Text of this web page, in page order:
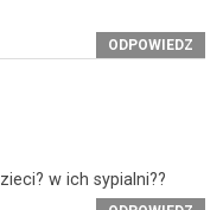
ODPOWIEDZ
w ich sypialni??